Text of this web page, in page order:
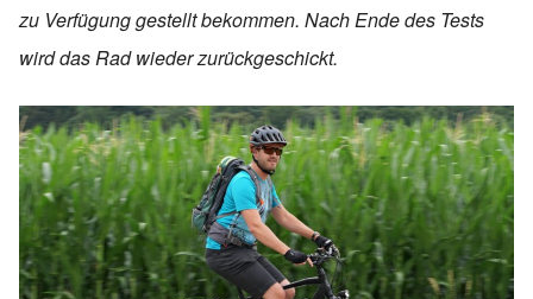
zu Verfügung gestellt bekommen. Nach Ende des Tests
wird das Rad wieder zurückgeschickt.